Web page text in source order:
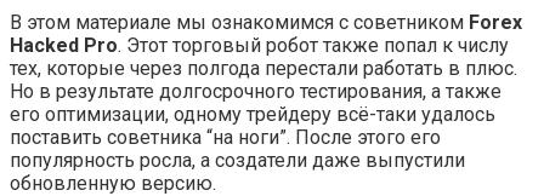
В этом материале мы ознакомимся с советником Forex
Hacked Pro. Этот торговый робот также попал к числу
тех, которые через полгода перестали работать в плюс.
Но в результате долгосрочного тестирования, а также
его оптимизации, одному трейдеру всё-таки удалось
поставить советника “на ноги”. После этого его
популярность росла, а создатели даже выпустили
обновленную версию.